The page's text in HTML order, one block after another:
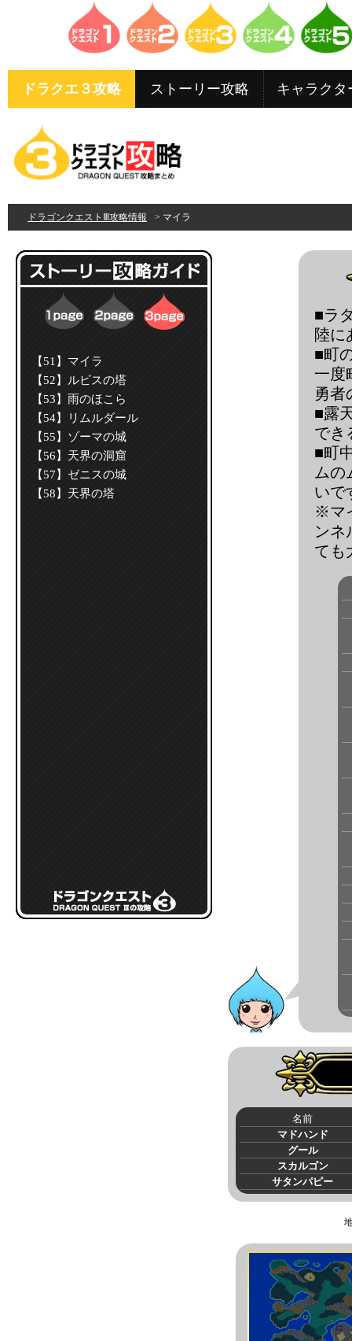
ドラクエ３攻略 ストーリー攻略 キャラクタ
ドラゴンクエストⅢ攻略情報 > マイラ
【51】マイラ
【52】ルビスの塔
【53】雨のほこら
【54】リムルダール
【55】ゾーマの城
【56】天界の洞窟
【57】ゼニスの城
【58】天界の塔
■ラ
陸に
■町
一度
勇者
■露
でき
■町
ムの
いで
※マ
ンネ
ても
名前
マドハンド
グール
スカルゴン
サタンパピー